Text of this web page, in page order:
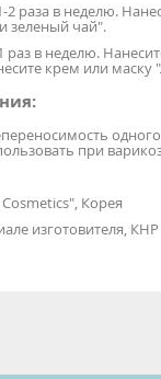
2 раза в неделю.
зеленый чай".
раз в неделю.
крем или
при
Корея
изготовителя, КНР